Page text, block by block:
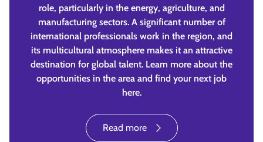
role, particularly in the energy, agriculture, and
manufacturing sectors. A significant number of
international professionals work in the region, and
its multicultural atmosphere makes it an attractive
destination for global talent. Learn more about the
opportunities in the area and find your next job
here.
Read more